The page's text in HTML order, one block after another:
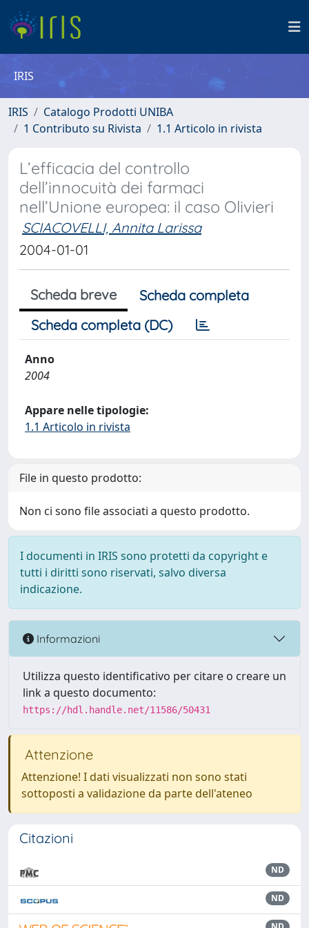
IRIS
IRIS
Catalogo Prodotti UNIBA
1 Contributo su Rivista
1.1 Articolo in rivista
L’efficacia del controllo
dell’innocuità dei farmaci
nell’Unione europea: il caso Olivieri
SCIACOVELLI, Annita Larissa
2004-01-01
Scheda breve
Scheda completa
Scheda completa (DC)
Anno
2004
Appare nelle tipologie:
1.1 Articolo in rivista
File in questo prodotto:
Non ci sono file associati a questo prodotto.
I documenti in IRIS sono protetti da copyright e
tutti i diritti sono riservati, salvo diversa
indicazione.
Informazioni
Utilizza questo identificativo per citare o creare un
link a questo documento:
https://hdl.handle.net/11586/50431
Attenzione
Attenzione! I dati visualizzati non sono stati
sottoposti a validazione da parte dell'ateneo
Citazioni
ND
ND